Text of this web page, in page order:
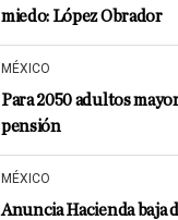
miedo: López Obrador
MÉXICO
Para 2050 adultos
pensión
MÉXICO
Anuncia Hacienda baja